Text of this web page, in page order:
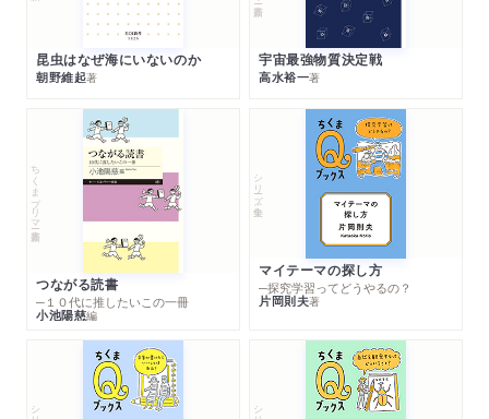
昆虫はなぜ海にいないのか
朝野維起著
宇宙最強物質決定戦
高水裕一著
ちくまプリマー新書
つながる読書
─１０代に推したいこの一冊
小池陽慈編
シリーズ・全集
マイテーマの探し方
─探究学習ってどうやるの？
片岡則夫著